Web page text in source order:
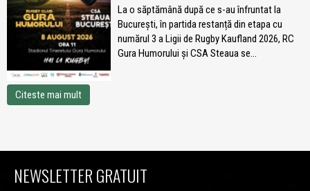
La o săptămână după ce s-au înfruntat la
București, în partida restanță din etapa cu
numărul 3 a Ligii de Rugby Kaufland 2026, RC
Gura Humorului și CSA Steaua se...
Citeste mai mult
NEWSLETTER GRATUIT